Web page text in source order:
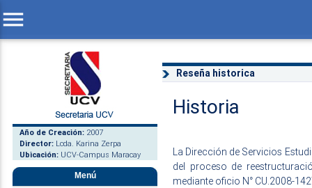
menu
Año de Creación: 2007
Director: Lcda. Karina Zerpa
Ubicación: UCV-Campus Maracay
Menú
Reseña historica
Historia
La Dirección de Servicios
del proceso de
mediante oficio N° CU.2008-